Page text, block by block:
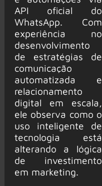
API oficial do
WhatsApp. Com
experiência no
desenvolvimento
de estratégias de
comunicação
automatizada e
relacionamento
digital em escala,
ele observa como o
uso inteligente de
tecnologia está
alterando a lógica
de investimento
em marketing.